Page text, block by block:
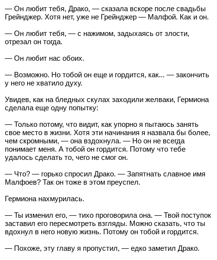
— Он любит тебя, Драко, — сказала вскоре после свадьбы
Грейнджер. Хотя нет, уже не Грейнджер — Малфой. Как и он.
— Он любит тебя, — с нажимом, задыхаясь от злости,
отрезал он тогда.
— Он любит нас обоих.
— Возможно. Но тобой он еще и гордится, как... — закончить
у него не хватило духу.
Увидев, как на бледных скулах заходили желваки, Гермиона
сделала еще одну попытку:
— Только потому, что видит, как упорно я пытаюсь занять
свое место в жизни. Хотя эти начинания я назвала бы более,
чем скромными, — она вздохнула. — Но он не всегда
понимает меня. А тобой он гордится. Потому что тебе
удалось сделать то, чего не смог он.
— Что? — горько спросил Драко. — Запятнать славное имя
Малфоев? Так он тоже в этом преуспел.
Гермиона нахмурилась.
— Ты изменил его, — тихо проговорила она. — Твой поступок
заставил его пересмотреть взгляды. Можно сказать, что ты
вдохнул в него новую жизнь. Потому он тобой и гордится.
— Похоже, эту главу я пропустил, — едко заметил Драко.